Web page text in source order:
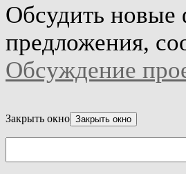
Обсудить новые
предложения,
Обсуждение
Закрыть окно